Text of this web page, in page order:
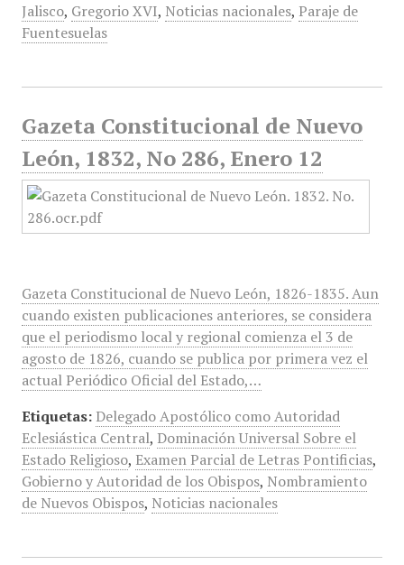
Jalisco, Gregorio XVI, Noticias nacionales, Paraje de
Fuentesuelas
Gazeta Constitucional de Nuevo
León, 1832, No 286, Enero 12
Gazeta Constitucional de Nuevo León, 1826-1835. Aun
cuando existen publicaciones anteriores, se considera
que el periodismo local y regional comienza el 3 de
agosto de 1826, cuando se publica por primera vez el
actual Periódico Oficial del Estado,…
Etiquetas: Delegado Apostólico como Autoridad
Eclesiástica Central, Dominación Universal Sobre el
Estado Religioso, Examen Parcial de Letras Pontificias,
Gobierno y Autoridad de los Obispos, Nombramiento
de Nuevos Obispos, Noticias nacionales